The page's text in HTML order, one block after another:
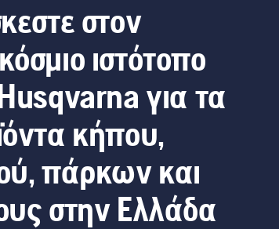
στον
ιστότοπο
για τα
κήπου,
πάρκων και
στην Ελλάδα